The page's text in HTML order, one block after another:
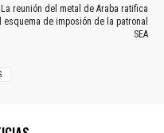
La reunión del metal de Araba ratifica
esquema de imposión de la patronal
SEA